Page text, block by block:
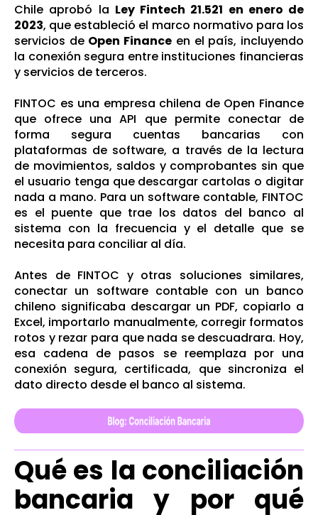
Chile aprobó la Ley Fintech 21.521 en enero de
2023, que estableció el marco normativo para los
servicios de Open Finance en el país, incluyendo
la conexión segura entre instituciones financieras
y servicios de terceros.
FINTOC es una empresa chilena de Open Finance
que ofrece una API que permite conectar de
forma segura cuentas bancarias con
plataformas de software, a través de la lectura
de movimientos, saldos y comprobantes sin que
el usuario tenga que descargar cartolas o digitar
nada a mano. Para un software contable, FINTOC
es el puente que trae los datos del banco al
sistema con la frecuencia y el detalle que se
necesita para conciliar al día.
Antes de FINTOC y otras soluciones similares,
conectar un software contable con un banco
chileno significaba descargar un PDF, copiarlo a
Excel, importarlo manualmente, corregir formatos
rotos y rezar para que nada se descuadrara. Hoy,
esa cadena de pasos se reemplaza por una
conexión segura, certificada, que sincroniza el
dato directo desde el banco al sistema.
Qué es la conciliación
bancaria y por qué